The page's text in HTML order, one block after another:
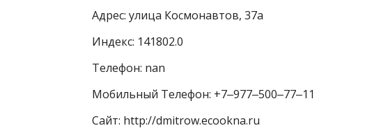
Адрес: улица Космонавтов, 37а
Индекс: 141802.0
Телефон: nan
Мобильный Телефон: +7‒977‒500‒77‒11
Сайт: http://dmitrow.ecookna.ru